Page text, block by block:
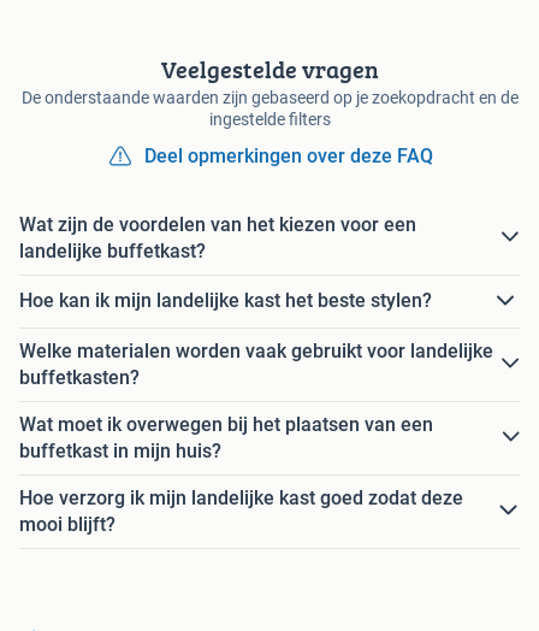
Veelgestelde vragen
De onderstaande waarden zijn gebaseerd op je zoekopdracht en de
ingestelde filters
Deel opmerkingen over deze FAQ
Wat zijn de voordelen van het kiezen voor een
landelijke buffetkast?
Hoe kan ik mijn landelijke kast het beste stylen?
Welke materialen worden vaak gebruikt voor landelijke
buffetkasten?
Wat moet ik overwegen bij het plaatsen van een
buffetkast in mijn huis?
Hoe verzorg ik mijn landelijke kast goed zodat deze
mooi blijft?